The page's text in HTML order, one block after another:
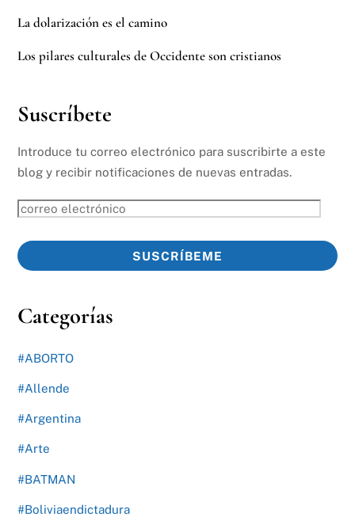
La dolarización es el camino
Los pilares culturales de Occidente son cristianos
Suscríbete
Introduce tu correo electrónico para suscribirte a este
blog y recibir notificaciones de nuevas entradas.
correo
SUSCRÍBEME
Categorías
#ABORTO
#Allende
#Argentina
#Arte
#BATMAN
#Boliviaendictadura